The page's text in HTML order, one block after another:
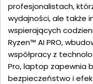
profesjonalistach,
wydajności, ale także
wspierających
Ryzen™ AI PRO,
współpracy z
Pro, laptop zapewnia
bezpieczeństwo i